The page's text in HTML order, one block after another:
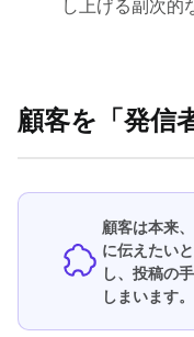
し上げる副次的
顧客を「発信
顧客は本来
に伝えたい
し、投稿の
しまいます。